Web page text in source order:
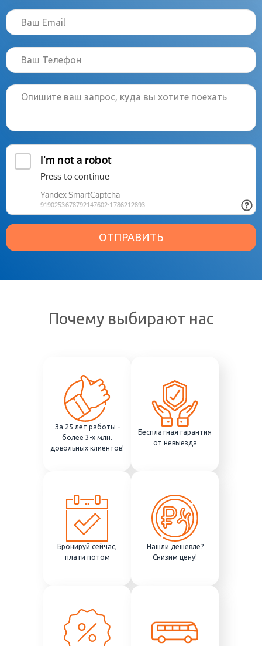
ОТПРАВИТЬ
Почему выбирают нас
За 25 лет работы -
более 3-х млн.
довольных клиентов!
Бесплатная гарантия
от невыезда
Бронируй сейчас,
плати потом
Нашли дешевле?
Снизим цену!